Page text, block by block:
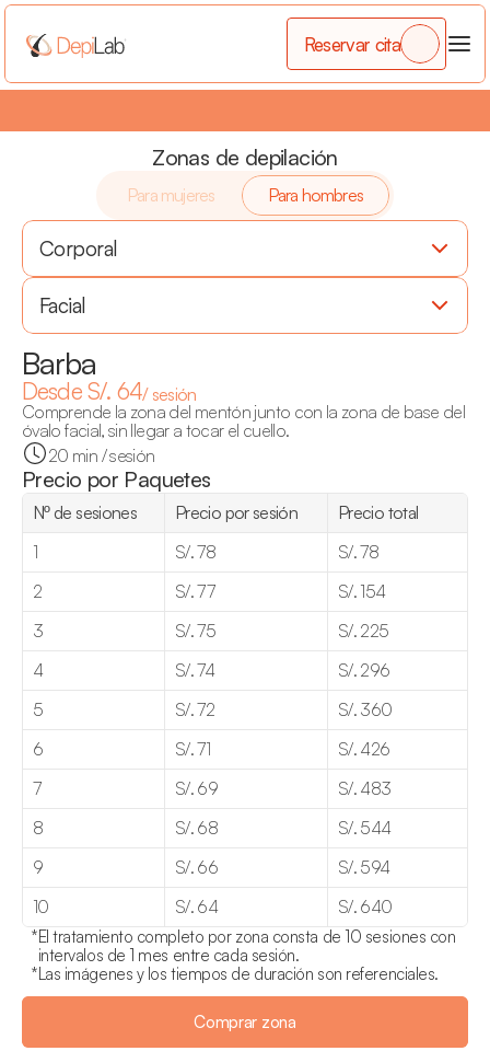
Zonas de depilación
Para mujeres Para hombres
Corporal
Facial
Barba
Desde S/. 64/ sesión
Comprende la zona del mentón junto con la zona de base del
óvalo facial, sin llegar a tocar el cuello.
20 min / sesión
Precio por Paquetes
Nº de sesiones Precio por sesión
Precio total
1
S/. 78
S/. 78
2
S/. 77
S/. 154
3
S/. 75
S/. 225
4
S/. 74
S/. 296
5
S/. 72
S/. 360
6
S/. 71
S/. 426
7
S/. 69
S/. 483
8
S/. 68
S/. 544
9
S/. 66
S/. 594
10
S/. 64 S/. 640
*El tratamiento completo por zona consta de 10 sesiones con
intervalos de 1 mes entre cada sesión.
*Las imágenes y los tiempos de duración son referenciales.
Comprar zona
Reservar cita